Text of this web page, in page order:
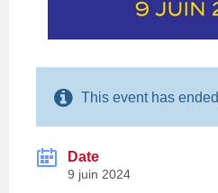
This event has ended
Date
9 juin 2024